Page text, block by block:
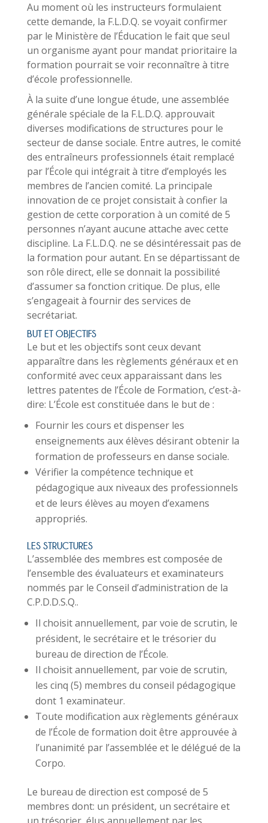
Au moment où les instructeurs formulaient
cette demande, la F.L.D.Q. se voyait confirmer
par le Ministère de l’Éducation le fait que seul
un organisme ayant pour mandat prioritaire la
formation pourrait se voir reconnaître à titre
d’école professionnelle.
À la suite d’une longue étude, une assemblée
générale spéciale de la F.L.D.Q. approuvait
diverses modifications de structures pour le
secteur de danse sociale. Entre autres, le comité
des entraîneurs professionnels était remplacé
par l’École qui intégrait à titre d’employés les
membres de l’ancien comité. La principale
innovation de ce projet consistait à confier la
gestion de cette corporation à un comité de 5
personnes n’ayant aucune attache avec cette
discipline. La F.L.D.Q. ne se désintéressait pas de
la formation pour autant. En se départissant de
son rôle direct, elle se donnait la possibilité
d’assumer sa fonction critique. De plus, elle
s’engageait à fournir des services de
secrétariat.
BUT ET OBJECTIFS
Le but et les objectifs sont ceux devant
apparaître dans les règlements généraux et en
conformité avec ceux apparaissant dans les
lettres patentes de l’École de Formation, c’est-à-
dire: L’École est constituée dans le but de :
Fournir les cours et dispenser les
enseignements aux élèves désirant obtenir la
formation de professeurs en danse sociale.
Vérifier la compétence technique et
pédagogique aux niveaux des professionnels
et de leurs élèves au moyen d’examens
appropriés.
LES STRUCTURES
L’assemblée des membres est composée de
l’ensemble des évaluateurs et examinateurs
nommés par le Conseil d’administration de la
C.P.D.D.S.Q..
Il choisit annuellement, par voie de scrutin, le
président, le secrétaire et le trésorier du
bureau de direction de l’École.
Il choisit annuellement, par voie de scrutin,
les cinq (5) membres du conseil pédagogique
dont 1 examinateur.
Toute modification aux règlements généraux
de l’École de formation doit être approuvée à
l’unanimité par l’assemblée et le délégué de la
Corpo.
Le bureau de direction est composé de 5
membres dont: un président, un secrétaire et